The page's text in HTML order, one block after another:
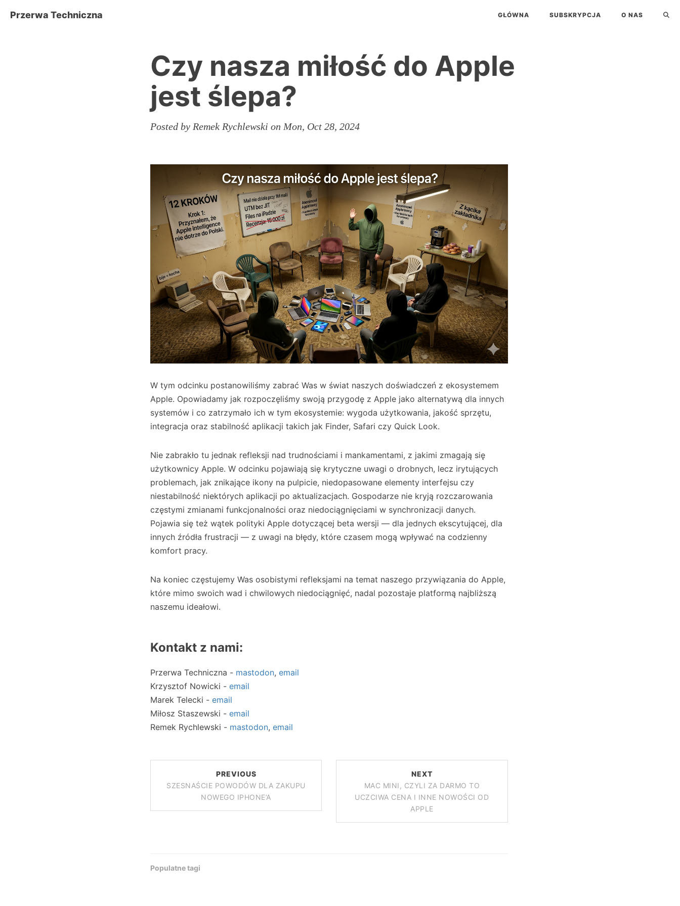
Przerwa Techniczna GŁÓWNA SUBSKRYPCJA O NAS
Czy nasza miłość do Apple
jest ślepa?
Posted by Remek Rychlewski on Mon, Oct 28, 2024
W tym odcinku postanowiliśmy zabrać Was w świat naszych doświadczeń z ekosystemem
Apple. Opowiadamy jak rozpoczęliśmy swoją przygodę z Apple jako alternatywą dla innych
systemów i co zatrzymało ich w tym ekosystemie: wygoda użytkowania, jakość sprzętu,
integracja oraz stabilność aplikacji takich jak Finder, Safari czy Quick Look.
Nie zabrakło tu jednak refleksji nad trudnościami i mankamentami, z jakimi zmagają się
użytkownicy Apple. W odcinku pojawiają się krytyczne uwagi o drobnych, lecz irytujących
problemach, jak znikające ikony na pulpicie, niedopasowane elementy interfejsu czy
niestabilność niektórych aplikacji po aktualizacjach. Gospodarze nie kryją rozczarowania
częstymi zmianami funkcjonalności oraz niedociągnięciami w synchronizacji danych.
Pojawia się też wątek polityki Apple dotyczącej beta wersji — dla jednych ekscytującej, dla
innych źródła frustracji — z uwagi na błędy, które czasem mogą wpływać na codzienny
komfort pracy.
Na koniec częstujemy Was osobistymi refleksjami na temat naszego przywiązania do Apple,
które mimo swoich wad i chwilowych niedociągnięć, nadal pozostaje platformą najbliższą
naszemu ideałowi.
Kontakt z nami:
Przerwa Techniczna - mastodon, email
Krzysztof Nowicki - email
Marek Telecki - email
Miłosz Staszewski - email
Remek Rychlewski - mastodon, email
PREVIOUS
SZESNAŚCIE POWODÓW DLA ZAKUPU
NOWEGO IPHONE’A
NEXT
MAC MINI, CZYLI ZA DARMO TO
UCZCIWA CENA I INNE NOWOŚCI OD
APPLE
Populatne tagi